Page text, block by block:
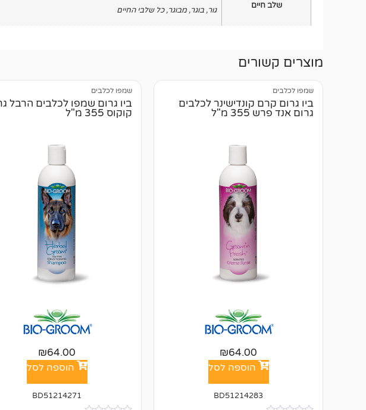
שלב חיים גור, בוגר, מבוגר,כל שלבי החיים
מוצרים קשורים
שמפו לכלבים
ביו גרום קרם קונדישינר לכלבים
גרום אנד פרש 355 מ"ל
₪64.00
הוספה לסל
BD51214283
שמפו לכלבים
ביו גרום שמפו לכלבים הרבל
קוקוס 355 מ"ל
₪64.00
הוספה לסל
BD51214271